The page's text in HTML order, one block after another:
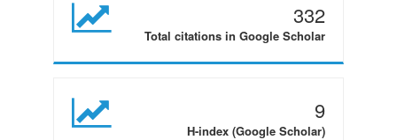
332
Total citations in Google Scholar
9
H-index (Google Scholar)